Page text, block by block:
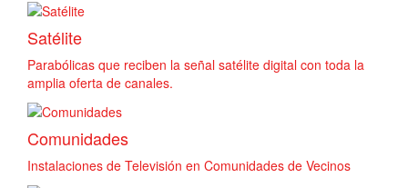
Satélite
Parabólicas que reciben la señal satélite digital con toda la
amplia oferta de canales.
Comunidades
Instalaciones de Televisión en Comunidades de Vecinos